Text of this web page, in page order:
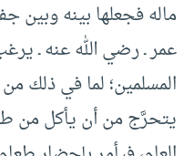
ماله فجعلها بينه وبين
عمر ـ رضي الله عنه ـ
المسلمين؛ لما في ذلك
يتحرَّج من أن يأكل من